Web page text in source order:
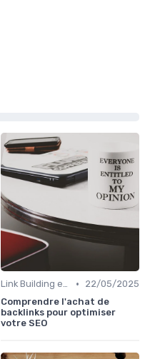
Link Building et Autorité de Site •
22/05/2025
Comprendre l'achat de
backlinks pour optimiser
votre SEO